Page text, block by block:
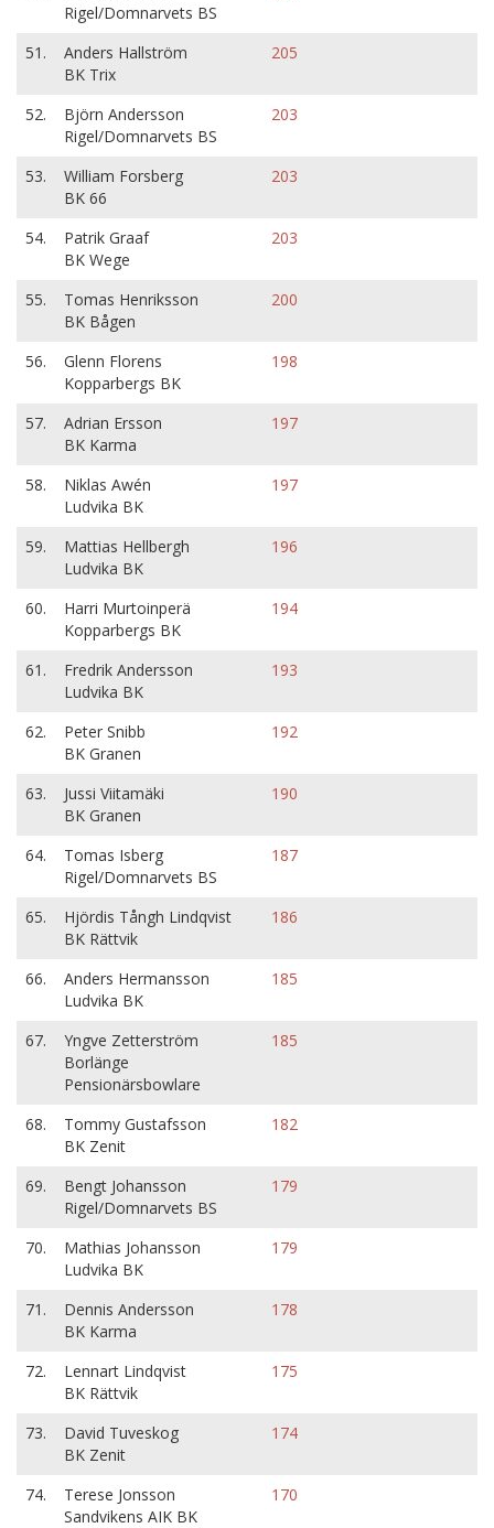
Rigel/Domnarvets BS
51.
Anders Hallström
BK Trix
205
52.
Björn Andersson
Rigel/Domnarvets BS
203
53.
William Forsberg
BK 66
203
54.
Patrik Graaf
BK Wege
203
55.
Tomas Henriksson
BK Bågen
200
56.
Glenn Florens
Kopparbergs BK
198
57.
Adrian Ersson
BK Karma
197
58.
Niklas Awén
Ludvika BK
197
59.
Mattias Hellbergh
Ludvika BK
196
60.
Harri Murtoinperä
Kopparbergs BK
194
61.
Fredrik Andersson
Ludvika BK
193
62.
Peter Snibb
BK Granen
192
63.
Jussi Viitamäki
BK Granen
190
64.
Tomas Isberg
Rigel/Domnarvets BS
187
65.
Hjördis Tångh Lindqvist
BK Rättvik
186
66.
Anders Hermansson
Ludvika BK
185
67.
Yngve Zetterström
Borlänge
Pensionärsbowlare
185
68.
Tommy Gustafsson
BK Zenit
182
69.
Bengt Johansson
Rigel/Domnarvets BS
179
70.
Mathias Johansson
Ludvika BK
179
71.
Dennis Andersson
BK Karma
178
72.
Lennart Lindqvist
BK Rättvik
175
73.
David Tuveskog
BK Zenit
174
74.
Terese Jonsson
Sandvikens AIK BK
170